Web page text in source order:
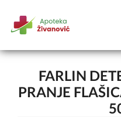
FARLIN
PRANJE